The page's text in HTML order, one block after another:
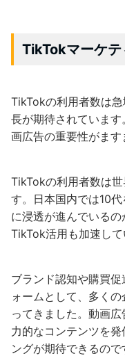
TikTokマーケテ
TikTokの利用者数は
長が期待されていま
画広告の重要性がます
TikTokの利用者数は
す。日本国内では10
に浸透が進んでいる
TikTok活用も加速して
ブランド認知や購買
ォームとして、多く
ってきました。動画
力的なコンテンツを
ングが期待できるので